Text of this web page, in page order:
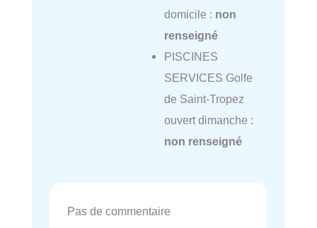
domicile : non
renseigné
PISCINES
SERVICES Golfe
de Saint-Tropez
ouvert dimanche :
non renseigné
Pas de commentaire